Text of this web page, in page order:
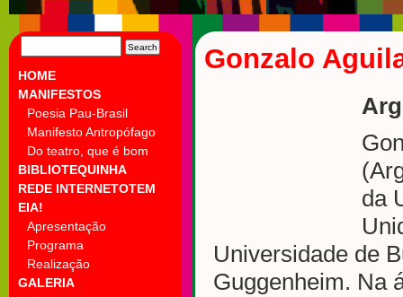
FOR:
HOME
MANIFESTOS
Poesia Pau-Brasil
Manifesto Antropófago
Do teatro, que é bom
BIBLIOTEQUINHA
REDE INTERNETOTEM
EIA!
Apresentação
Programa
Realização
GALERIA
Gonzalo
da
Universidade de
Guggenheim. Na